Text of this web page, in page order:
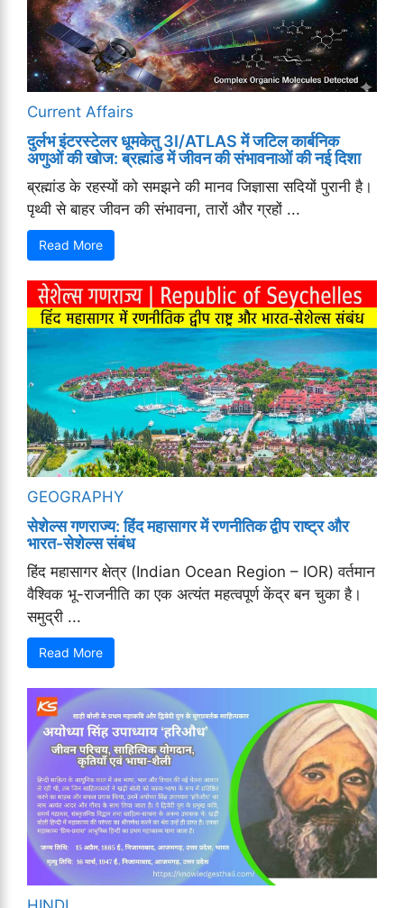
Current Affairs
दुर्लभ इंटरस्टेलर धूमकेतु 3I/ATLAS में जटिल कार्बनिक
अणुओं की खोज: ब्रह्मांड में जीवन की संभावनाओं की नई दिशा
ब्रह्मांड के रहस्यों को समझने की मानव जिज्ञासा सदियों पुरानी है।
पृथ्वी से बाहर जीवन की संभावना, तारों और ग्रहों ...
Read More
GEOGRAPHY
सेशेल्स गणराज्य: हिंद महासागर में रणनीतिक द्वीप राष्ट्र और
भारत-सेशेल्स संबंध
हिंद महासागर क्षेत्र (Indian Ocean Region – IOR) वर्तमान
वैश्विक भू-राजनीति का एक अत्यंत महत्वपूर्ण केंद्र बन चुका है।
समुद्री ...
Read More